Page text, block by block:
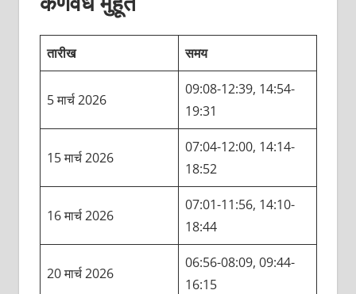
तारीख समय
5 मार्च 2026
09:08-12:39, 14:54-
19:31
15 मार्च 2026
07:04-12:00, 14:14-
18:52
16 मार्च 2026
07:01-11:56, 14:10-
18:44
20 मार्च 2026
06:56-08:09, 09:44-
16:15